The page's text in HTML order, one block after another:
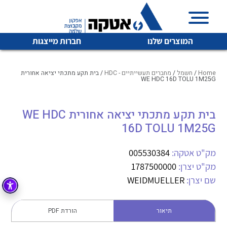
המוצרים שלנו חברות מייצגות
איכות | שרות | זמינות
אטקה בע”מ היא החברה הגדולה והמובילה בישראל בשיווק
מיתוג, בקרה , ואינסטלציה חשמלית ופעילה ב7 תחומים:
חשמל מיתוג ואינסטלציה חשמלית
קופסאות וארונות לחשמל, בקרה ואלקטרוניקה
לכל מוצרי היצרן לכל מוצרי היצרן
לכל מוצרי היצרן לכל מוצרי היצרן
Home
/ חשמל / מחברים תעשייתיים - HDC / בית תקע מתכתי יציאה אחורית
WE HDC 16D TOLU 1M25G
בית תקע מתכתי יציאה אחורית WE HDC
16D TOLU 1M25G
מק"ט אטקה: 005530384
מק"ט יצרן: 1787500000
שם יצרן: WEIDMUELLER
תיאור הורדת PDF